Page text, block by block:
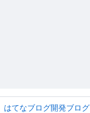
はてなブログ開発ブログ